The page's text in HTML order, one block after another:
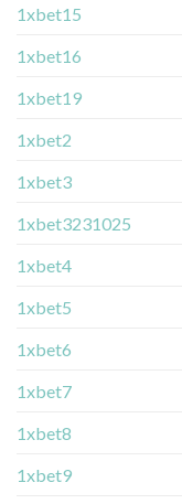
1xbet15
1xbet16
1xbet19
1xbet2
1xbet3
1xbet3231025
1xbet4
1xbet5
1xbet6
1xbet7
1xbet8
1xbet9